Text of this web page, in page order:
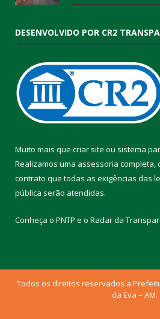
DESENVOLVIDO POR CR2
Muito mais que criar site ou sistema
Realizamos uma assessoria completa,
contrato que todas as exigências das
pública serão atendidas.
Conheça o PNTP e o Radar da
Todos os direitos reservados a
da Eva – AM.